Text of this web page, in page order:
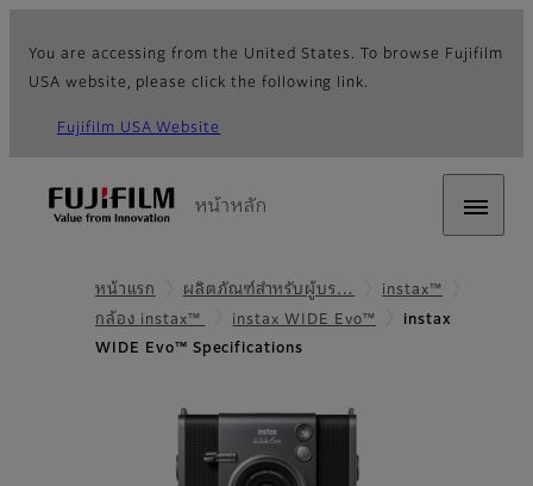
You are accessing from the United States. To browse Fujifilm
USA website, please click the following link.
Fujifilm USA Website
หน้าหลัก
หน้าแรก ผลิตภัณฑ์สำหรับผู้บร…
instax™
กล้อง instax™
instax WIDE Evo™
instax
WIDE Evo™ Specifications